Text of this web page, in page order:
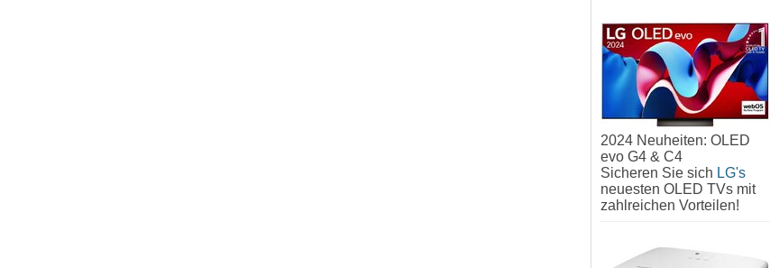
2024 Neuheiten: OLED
evo G4 & C4
Sicheren Sie sich LG's
neuesten OLED TVs mit
zahlreichen Vorteilen!